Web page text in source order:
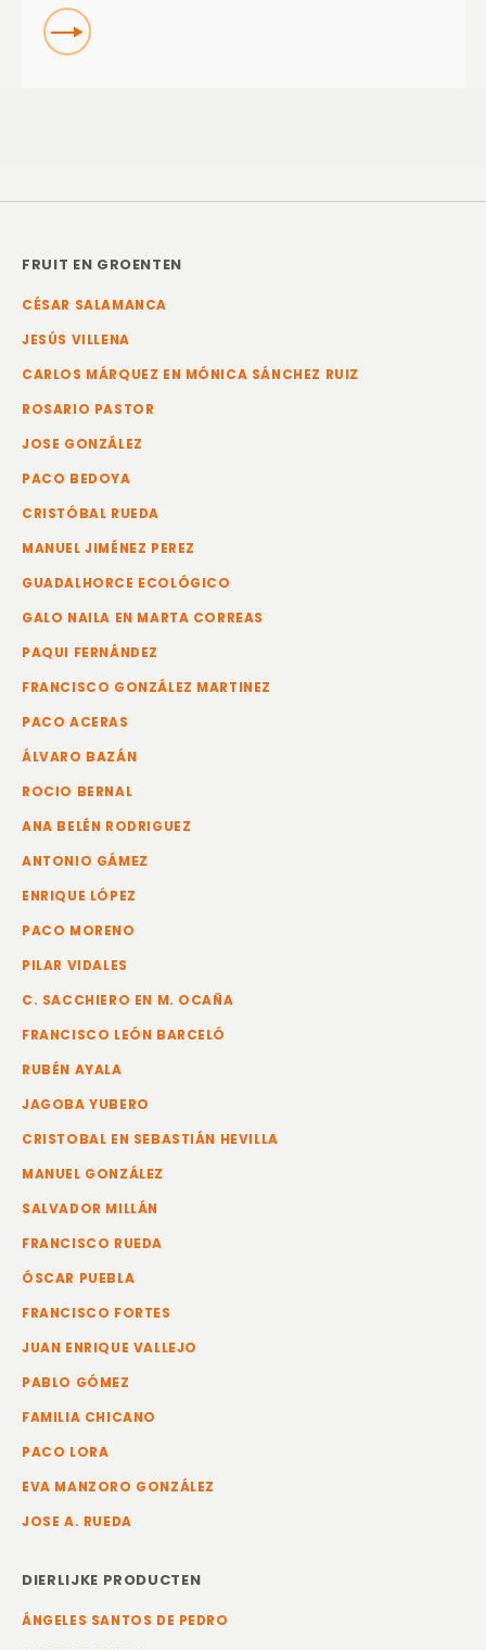
Read more about Boeren van 20 eeuwen
FRUIT EN GROENTEN
CÉSAR SALAMANCA
JESÚS VILLENA
CARLOS MÁRQUEZ EN MÓNICA SÁNCHEZ RUIZ
ROSARIO PASTOR
JOSE GONZÁLEZ
PACO BEDOYA
CRISTÓBAL RUEDA
MANUEL JIMÉNEZ PEREZ
GUADALHORCE ECOLÓGICO
GALO NAILA EN MARTA CORREAS
PAQUI FERNÁNDEZ
FRANCISCO GONZÁLEZ MARTINEZ
PACO ACERAS
ÁLVARO BAZÁN
ROCIO BERNAL
ANA BELÉN RODRIGUEZ
ANTONIO GÁMEZ
ENRIQUE LÓPEZ
PACO MORENO
PILAR VIDALES
C. SACCHIERO EN M. OCAÑA
FRANCISCO LEÓN BARCELÓ
RUBÉN AYALA
JAGOBA YUBERO
CRISTOBAL EN SEBASTIÁN HEVILLA
MANUEL GONZÁLEZ
SALVADOR MILLÁN
FRANCISCO RUEDA
ÓSCAR PUEBLA
FRANCISCO FORTES
JUAN ENRIQUE VALLEJO
PABLO GÓMEZ
FAMILIA CHICANO
PACO LORA
EVA MANZORO GONZÁLEZ
JOSE A. RUEDA
DIERLIJKE PRODUCTEN
ÁNGELES SANTOS DE PEDRO